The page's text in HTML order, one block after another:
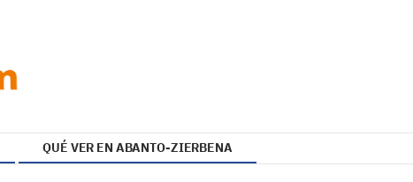
QUÉ VER EN ABANTO-ZIERBENA